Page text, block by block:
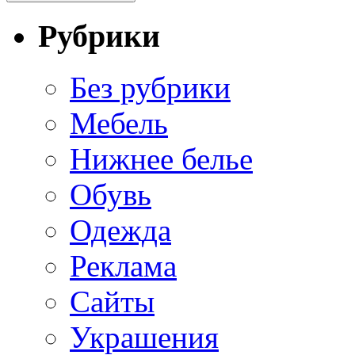
Рубрики
Без рубрики
Мебель
Нижнее белье
Обувь
Одежда
Реклама
Сайты
Украшения